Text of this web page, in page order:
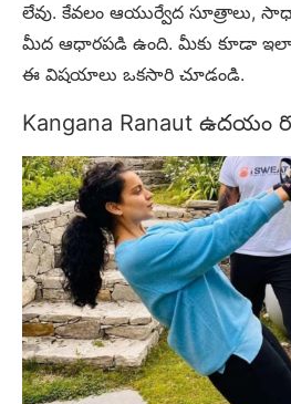
లేవు. కేవలం ఆయుర్వేద
మీద ఆధారపడి ఉంది. మీకు కూడా
ఈ విషయాలు ఒకసారి చూడండి.
Kangana Ranaut ఉదయం